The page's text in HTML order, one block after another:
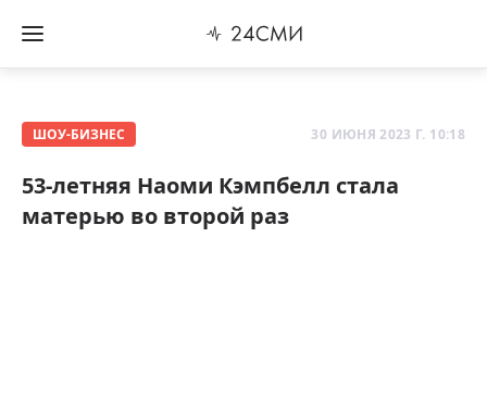
ШОУ-БИЗНЕС 30 ИЮНЯ 2023 Г. 10:18
53-летняя Наоми Кэмпбелл стала
матерью во второй раз